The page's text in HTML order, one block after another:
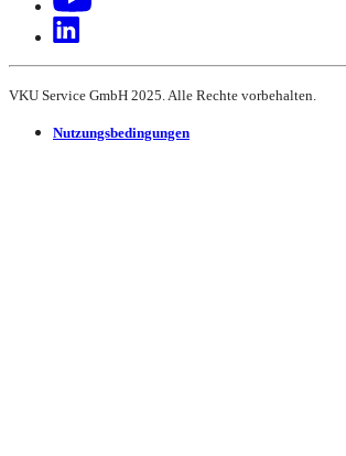
VKU Service GmbH 2025. Alle Rechte vorbehalten.
Nutzungsbedingungen